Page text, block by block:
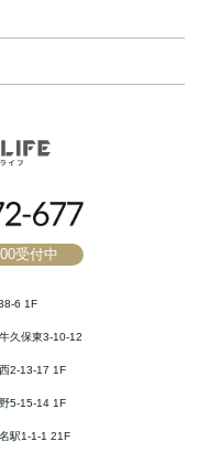
受付中
6 1F
久保東3-10-12
2-13-17 1F
5-15-14 1F
駅1-1-1 21F